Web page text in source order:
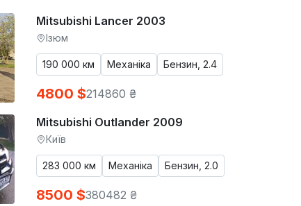
Mitsubishi Lancer 2003
Ізюм
190 000 км Механіка Бензин, 2.4
4800 $214860 ₴
Mitsubishi Outlander 2009
Київ
283 000 км Механіка Бензин, 2.0
8500 $380482 ₴